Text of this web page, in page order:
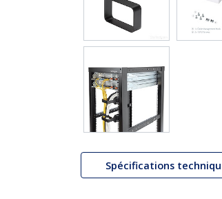
Spécifications